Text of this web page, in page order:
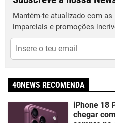
Mantém-te atualizado com
imparciais e promoções
4GNEWS RECOMENDA
iPhone 18
chegar